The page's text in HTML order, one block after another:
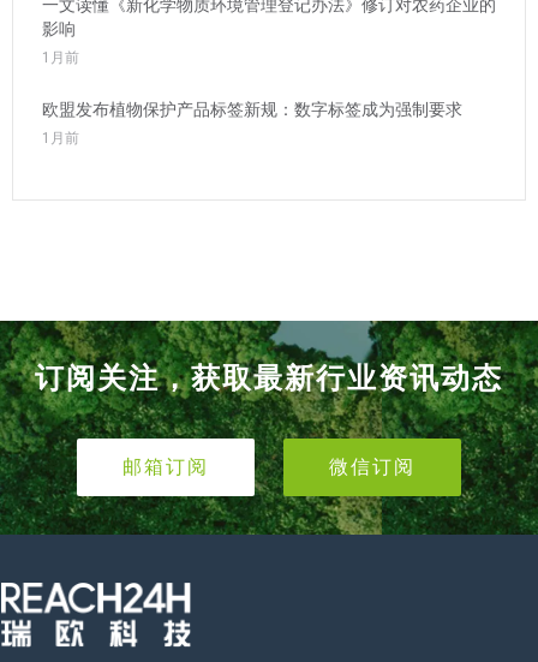
一文读懂《新化学物质环境管理登记办法》修订对农药企业的
影响
1月前
欧盟发布植物保护产品标签新规：数字标签成为强制要求
1月前
订阅关注，获取最新行业资讯动态
邮箱订阅 微信订阅